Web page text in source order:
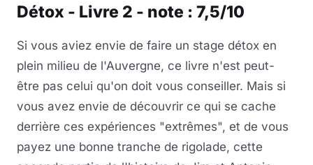
Détox - Livre 2 - note : 7,5/10
Si vous aviez envie de faire un stage détox en
plein milieu de l'Auvergne, ce livre n'est peut-
être pas celui qu'on doit vous conseiller. Mais si
vous avez envie de découvrir ce qui se cache
derrière ces expériences "extrêmes", et de vous
payez une bonne tranche de rigolade, cette